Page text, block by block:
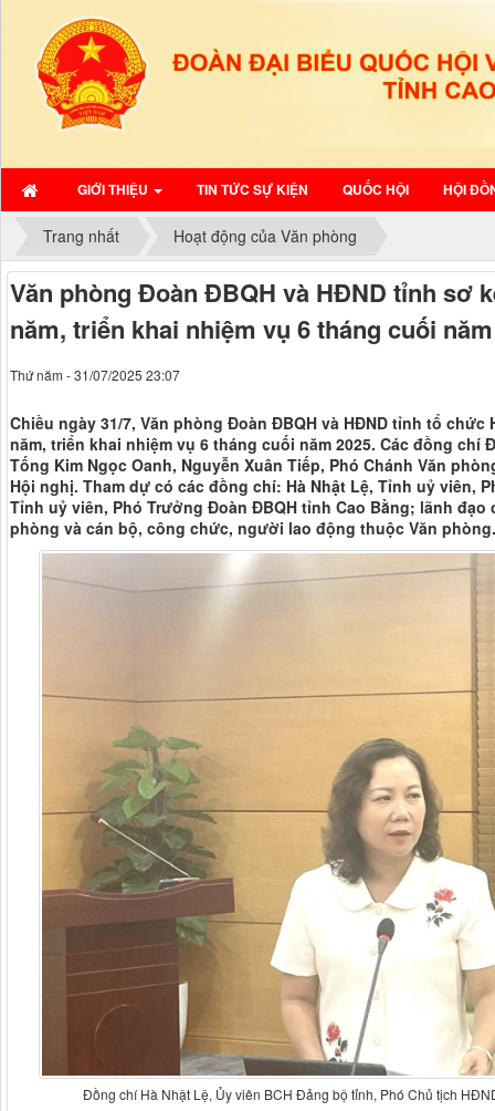
GIỚI THIỆU TIN TỨC SỰ KIỆN QUỐC HỘI HỘI
Trang nhất Hoạt động của Văn phòng
Văn phòng Đoàn ĐBQH và HĐND tỉnh sơ
năm, triển khai nhiệm vụ 6 tháng cuối
Thứ năm - 31/07/2025 23:07
Chiều ngày 31/7, Văn phòng Đoàn ĐBQH và HĐND tỉnh tổ
năm, triển khai nhiệm vụ 6 tháng cuối năm 2025. Các đồng chí
Tống Kim Ngọc Oanh, Nguyễn Xuân Tiếp, Phó Chánh Văn
Hội nghị. Tham dự có các đồng chí: Hà Nhật Lệ, Tỉnh uỷ viên,
Tỉnh uỷ viên, Phó Trưởng Đoàn ĐBQH tỉnh Cao Bằng; lãnh đạo
phòng và cán bộ, công chức, người lao động thuộc Văn phòng.
Đồng chí Hà Nhật Lệ, Ủy viên BCH Đảng bộ tỉnh, Phó Chủ tịch